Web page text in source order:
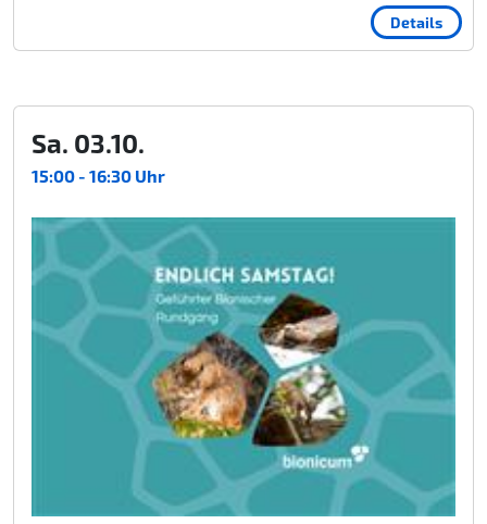
Details
Sa. 03.10.
15:00 - 16:30 Uhr